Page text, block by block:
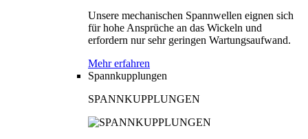
Unsere mechanischen Spannwellen eignen sich
für hohe Ansprüche an das Wickeln und
erfordern nur sehr geringen Wartungsaufwand.
Mehr erfahren
Spannkupplungen
SPANNKUPPLUNGEN